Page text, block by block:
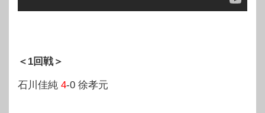
＜1回戦＞
石川佳純 4-0 徐孝元